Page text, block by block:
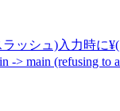
ッシュ)入力時に
-> main (refusing